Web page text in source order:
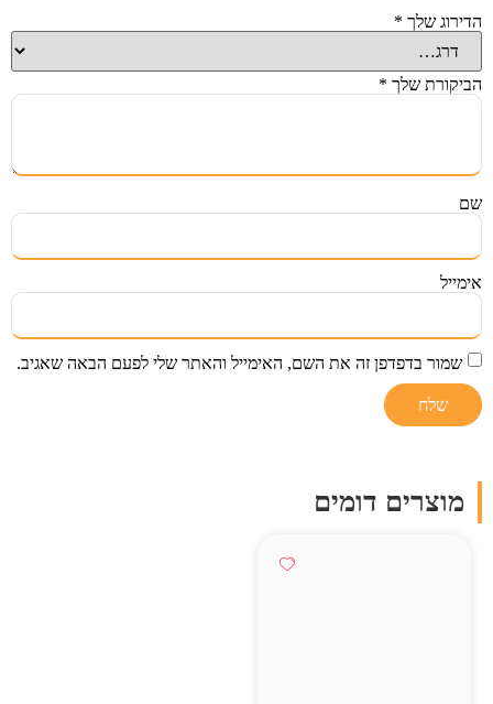
הדירוג שלך *
הביקורת שלך *
שם
אימייל
שמור בדפדפן זה את השם, האימייל והאתר שלי לפעם הבאה שאגיב.
מוצרים דומים